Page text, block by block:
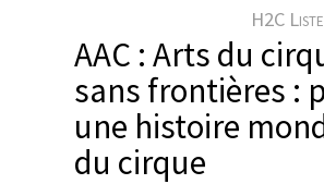
r
H2C
AAC : Arts du
sans frontières :
une histoire
du cirque